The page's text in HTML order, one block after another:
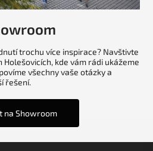
trochu více inspirace? Navštivte
kde vám rádi ukážeme
všechny vaše otázky a
řešení.
na Showroom